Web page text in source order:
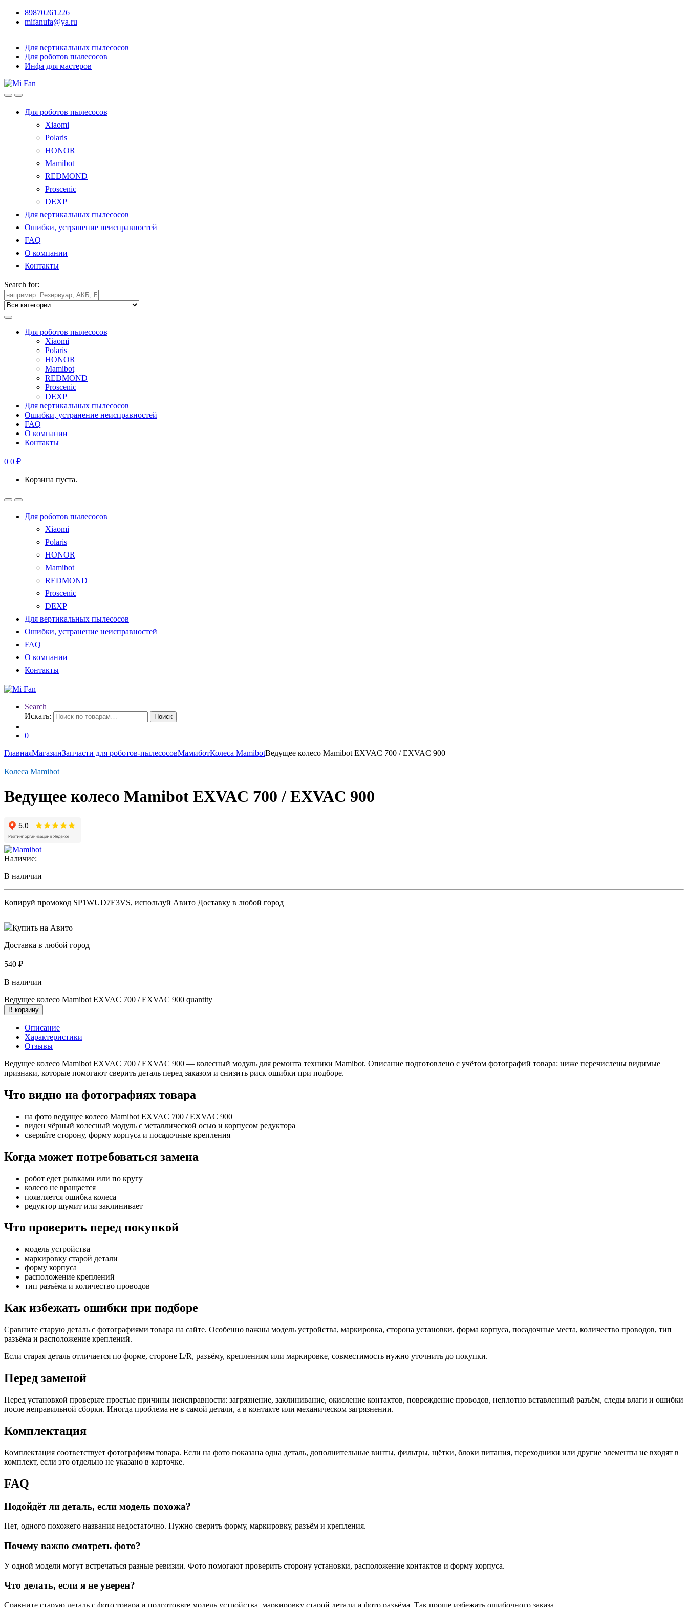
89870261226
mifanufa@ya.ru
Для вертикальных пылесосов
Для роботов пылесосов
Инфа для мастеров
Для роботов пылесосов
Xiaomi
Polaris
HONOR
Mamibot
REDMOND
Proscenic
DEXP
Для вертикальных пылесосов
Ошибки, устранение неисправностей
FAQ
О компании
Контакты
Search for:
Для роботов пылесосов
Xiaomi
Polaris
HONOR
Mamibot
REDMOND
Proscenic
DEXP
Для вертикальных пылесосов
Ошибки, устранение неисправностей
FAQ
О компании
Контакты
0 0 ₽
Корзина пуста.
Для роботов пылесосов
Xiaomi
Polaris
HONOR
Mamibot
REDMOND
Proscenic
DEXP
Для вертикальных пылесосов
Ошибки, устранение неисправностей
FAQ
О компании
Контакты
Search
Искать:
Поиск
0
ГлавнаяМагазинЗапчасти для роботов-пылесосовМамиботКолеса MamibotВедущее колесо Mamibot EXVAC 700 / EXVAC 900
Колеса Mamibot
Ведущее колесо Mamibot EXVAC 700 / EXVAC 900
Наличие:
В наличии
Копируй промокод SP1WUD7E3VS, используй Авито Доставку в любой город
Купить на Авито
Доставка в любой город
540 ₽
В наличии
Ведущее колесо Mamibot EXVAC 700 / EXVAC 900 quantity
В корзину
Описание
Характеристики
Отзывы
Ведущее колесо Mamibot EXVAC 700 / EXVAC 900 — колесный модуль для ремонта техники Mamibot. Описание подготовлено с учётом фотографий товара: ниже перечислены видимые
признаки, которые помогают сверить деталь перед заказом и снизить риск ошибки при подборе.
Что видно на фотографиях товара
на фото ведущее колесо Mamibot EXVAC 700 / EXVAC 900
виден чёрный колесный модуль с металлической осью и корпусом редуктора
сверяйте сторону, форму корпуса и посадочные крепления
Когда может потребоваться замена
робот едет рывками или по кругу
колесо не вращается
появляется ошибка колеса
редуктор шумит или заклинивает
Что проверить перед покупкой
модель устройства
маркировку старой детали
форму корпуса
расположение креплений
тип разъёма и количество проводов
Как избежать ошибки при подборе
Сравните старую деталь с фотографиями товара на сайте. Особенно важны модель устройства, маркировка, сторона установки, форма корпуса, посадочные места, количество проводов, тип
разъёма и расположение креплений.
Если старая деталь отличается по форме, стороне L/R, разъёму, креплениям или маркировке, совместимость нужно уточнить до покупки.
Перед заменой
Перед установкой проверьте простые причины неисправности: загрязнение, заклинивание, окисление контактов, повреждение проводов, неплотно вставленный разъём, следы влаги и ошибки
после неправильной сборки. Иногда проблема не в самой детали, а в контакте или механическом загрязнении.
Комплектация
Комплектация соответствует фотографиям товара. Если на фото показана одна деталь, дополнительные винты, фильтры, щётки, блоки питания, переходники или другие элементы не входят в
комплект, если это отдельно не указано в карточке.
FAQ
Подойдёт ли деталь, если модель похожа?
Нет, одного похожего названия недостаточно. Нужно сверить форму, маркировку, разъём и крепления.
Почему важно смотреть фото?
У одной модели могут встречаться разные ревизии. Фото помогают проверить сторону установки, расположение контактов и форму корпуса.
Что делать, если я не уверен?